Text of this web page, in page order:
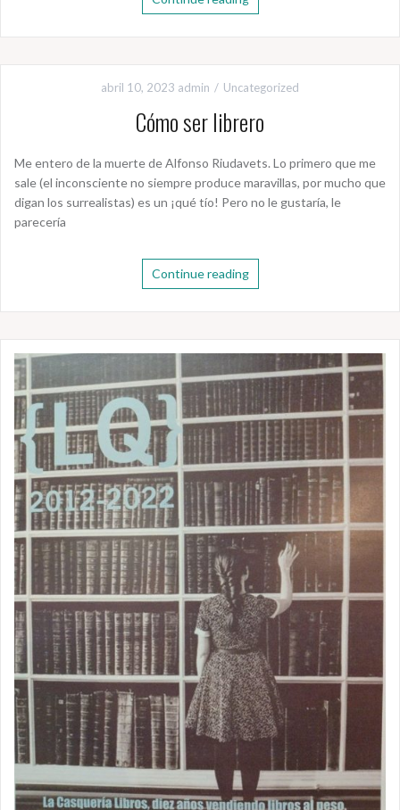
abril 10, 2023 admin Uncategorized
Cómo ser librero
Me entero de la muerte de Alfonso Riudavets. Lo primero que me
sale (el inconsciente no siempre produce maravillas, por mucho que
digan los surrealistas) es un ¡qué tío! Pero no le gustaría, le
parecería
Continue reading